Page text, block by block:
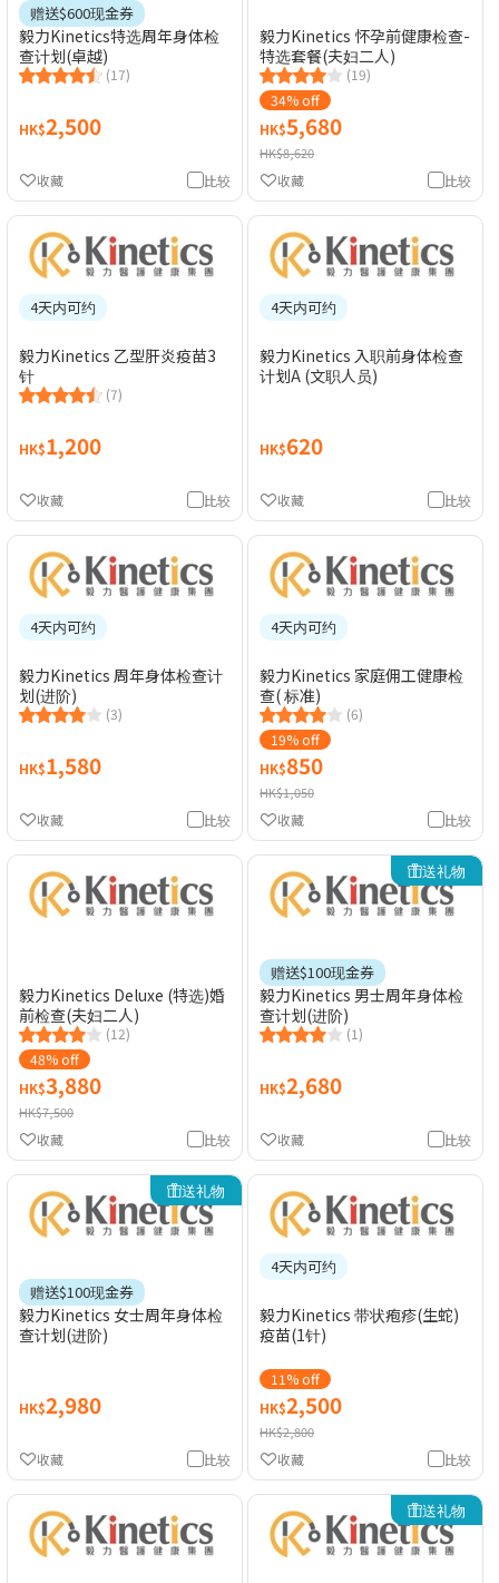
赠送$600现金券
毅力Kinetics特选周年身体检
查计划(卓越)
(17)
HK$2,500
比较
收藏
毅力Kinetics 怀孕前健康检查-
特选套餐(夫妇二人)
(19)
34% off
HK$5,680
HK$8,620
比较
收藏
4天内可约
毅力Kinetics 乙型肝炎疫苗3
针
(7)
HK$1,200
比较
收藏
4天内可约
毅力Kinetics 入职前身体检查
计划A (文职人员)
HK$620
比较
收藏
4天内可约
毅力Kinetics 周年身体检查计
划(进阶)
(3)
HK$1,580
比较
收藏
4天内可约
毅力Kinetics 家庭佣工健康检
查( 标准)
(6)
19% off
HK$850
HK$1,050
比较
收藏
毅力Kinetics Deluxe (特选)婚
前检查(夫妇二人)
(12)
48% off
HK$3,880
HK$7,500
比较
收藏
送礼物
赠送$100现金券
毅力Kinetics 男士周年身体检
查计划(进阶)
(1)
HK$2,680
比较
收藏
送礼物
赠送$100现金券
毅力Kinetics 女士周年身体检
查计划(进阶)
HK$2,980
比较
收藏
4天内可约
毅力Kinetics 带状疱疹(生蛇)
疫苗(1针)
11% off
HK$2,500
HK$2,800
比较
收藏
送礼物